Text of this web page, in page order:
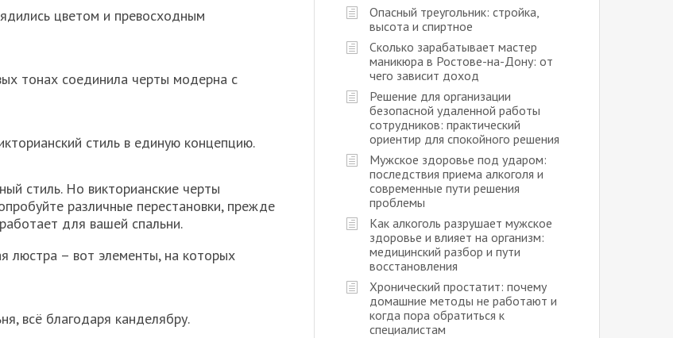
цветом и превосходным
тонах соединила черты модерна с
стиль в единую концепцию.
стиль. Но викторианские черты
различные перестановки, прежде
для вашей спальни.
люстра – вот элементы, на которых
всë благодаря канделябру.
Опасный треугольник: стройка,
высота и спиртное
Сколько зарабатывает мастер
маникюра в Ростове-на-Дону: от
чего зависит доход
Решение для организации
безопасной удаленной работы
сотрудников: практический
ориентир для спокойного решения
Мужское здоровье под ударом:
последствия приема алкоголя и
современные пути решения
проблемы
Как алкоголь разрушает мужское
здоровье и влияет на организм:
медицинский разбор и пути
восстановления
Хронический простатит: почему
домашние методы не работают и
когда пора обратиться к
специалистам